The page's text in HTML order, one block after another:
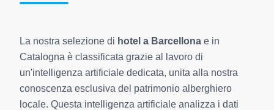
La nostra selezione di hotel a Barcellona e in
Catalogna è classificata grazie al lavoro di
un'intelligenza artificiale dedicata, unita alla nostra
conoscenza esclusiva del patrimonio alberghiero
locale. Questa intelligenza artificiale analizza i dati